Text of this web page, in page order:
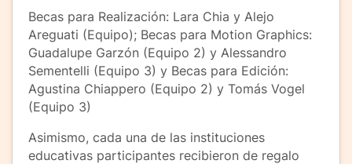
Becas para Realización: Lara Chia y Alejo
Areguati (Equipo); Becas para Motion Graphics:
Guadalupe Garzón (Equipo 2) y Alessandro
Sementelli (Equipo 3) y Becas para Edición:
Agustina Chiappero (Equipo 2) y Tomás Vogel
(Equipo 3)
Asimismo, cada una de las instituciones
educativas participantes recibieron de regalo